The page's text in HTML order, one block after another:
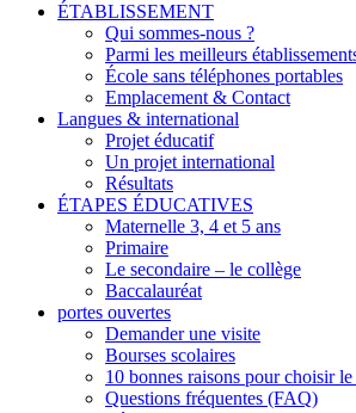
ÉTABLISSEMENT
Qui sommes-nous ?
Parmi les meilleurs
École sans téléphones portables
Emplacement & Contact
Langues & international
Projet éducatif
Un projet international
Résultats
ÉTAPES ÉDUCATIVES
Maternelle 3, 4 et 5 ans
Primaire
Le secondaire – le collège
Baccalauréat
portes ouvertes
Demander une visite
Bourses scolaires
10 bonnes raisons pour choisir
Questions fréquentes (FAQ)